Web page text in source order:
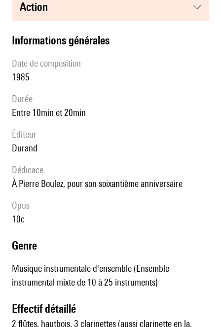
action
informations générales
date de composition
1985
durée
entre 10min et 20min
éditeur
Durand
Dédicace
à Pierre Boulez, pour son soixantième anniversaire
Opus
10c
genre
Musique instrumentale d'ensemble (Ensemble
instrumental mixte de 10 à 25 instruments)
effectif détaillé
2 flûtes, hautbois, 3 clarinettes (aussi clarinette en la,